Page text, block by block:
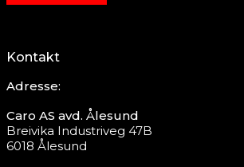
Kontakt
Adresse:
Caro AS avd. Ålesund
Breivika Industriveg 47B
6018 Ålesund